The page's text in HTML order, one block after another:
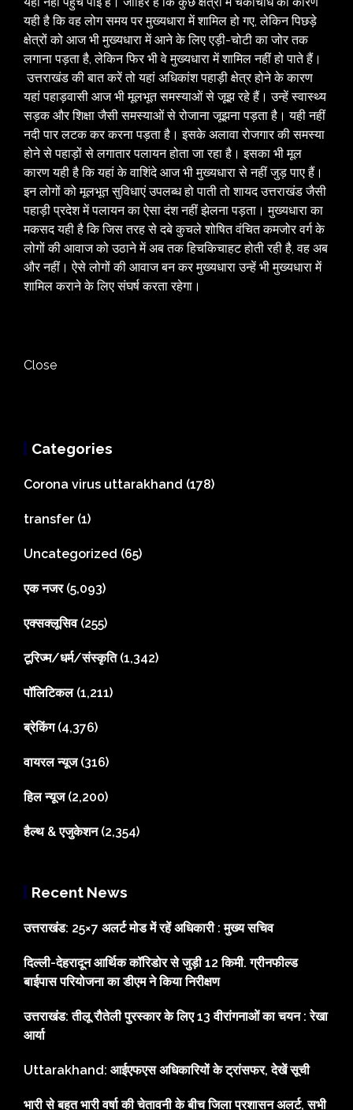
यही है कि वह लोग समय पर मुख्यधारा में शामिल हो गए, लेकिन पिछड़े
क्षेत्रों को आज भी मुख्यधारा में आने के लिए एड़ी-चोटी का जोर तक
लगाना पड़ता है, लेकिन फिर भी वे मुख्यधारा में शामिल नहीं हो पाते हैं।
उत्तराखंड की बात करें तो यहां अधिकांश पहाड़ी क्षेत्र होने के कारण
यहां पहाड़वासी आज भी मूलभूत समस्याओं से जूझ रहे हैं। उन्हें स्वास्थ्य
सड़क और शिक्षा जैसी समस्याओं से रोजाना जूझना पड़ता है। यही नहीं
नदी पार लटक कर करना पड़ता है। इसके अलावा रोजगार की समस्या
होने से पहाड़ों से लगातार पलायन होता जा रहा है। इसका भी मूल
कारण यही है कि यहां के वाशिंदे आज भी मुख्यधारा से नहीं जुड़ पाए हैं।
इन लोगों को मूलभूत सुविधाएं उपलब्ध हो पाती तो शायद उत्तराखंड जैसी
पहाड़ी प्रदेश में पलायन का ऐसा दंश नहीं झेलना पड़ता। मुख्यधारा का
मकसद यही है कि जिस तरह से दबे कुचले शोषित वंचित कमजोर वर्ग के
लोगों की आवाज को उठाने में अब तक हिचकिचाहट होती रही है, वह अब
और नहीं। ऐसे लोगों की आवाज बन कर मुख्यधारा उन्हें भी मुख्यधारा में
शामिल कराने के लिए संघर्ष करता रहेगा।
Close
Categories
Corona virus uttarakhand (178)
transfer (1)
Uncategorized (65)
एक नजर(5,093)
एक्सक्लूसिव(255)
टूरिज्म/धर्म/संस्कृति(1,342)
पॉलिटिकल(1,211)
ब्रेकिंग(4,376)
वायरल न्यूज(316)
हिल न्यूज(2,200)
हैल्थ & एजुकेशन(2,354)
Recent News
उत्तराखंड: 25×7 अलर्ट मोड में रहें अधिकारी : मुख्य सचिव
दिल्ली-देहरादून आर्थिक कॉरिडोर से जुड़ी 12 किमी. ग्रीनफील्ड
बाईपास परियोजना का डीएम ने किया निरीक्षण
उत्तराखंड: तीलू रौतेली पुरस्कार के लिए 13 वीरांगनाओं का चयन : रेखा
आर्या
Uttarakhand: आईएफएस अधिकारियों के ट्रांसफर, देखें सूची
भारी से बहुत भारी वर्षा की चेतावनी के बीच जिला प्रशासन अलर्ट, सभी